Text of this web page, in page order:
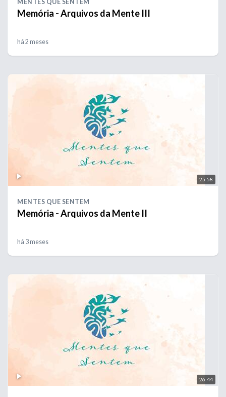
MENTES QUE SENTEM
Memória - Arquivos da Mente III
há 2 meses
25:58
MENTES QUE SENTEM
Memória - Arquivos da Mente II
há 3 meses
26:44